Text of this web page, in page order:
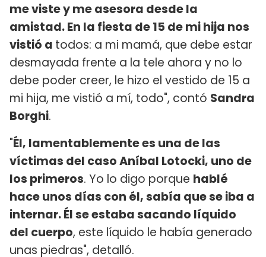
me viste y me asesora desde la
amistad. En la fiesta de 15 de mi hija nos
vistió a todos: a mi mamá, que debe estar
desmayada frente a la tele ahora y no lo
debe poder creer, le hizo el vestido de 15 a
mi hija, me vistió a mí, todo", contó Sandra
Borghi.
"Él, lamentablemente es una de las
víctimas del caso Aníbal Lotocki, uno de
los primeros. Yo lo digo porque hablé
hace unos días con él, sabía que se iba a
internar. Él se estaba sacando líquido
del cuerpo, este líquido le había generado
unas piedras", detalló.